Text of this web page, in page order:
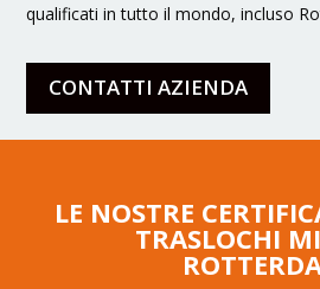
qualificati in tutto il mondo, incluso
CONTATTI AZIENDA
LE NOSTRE
TRASLOCHI